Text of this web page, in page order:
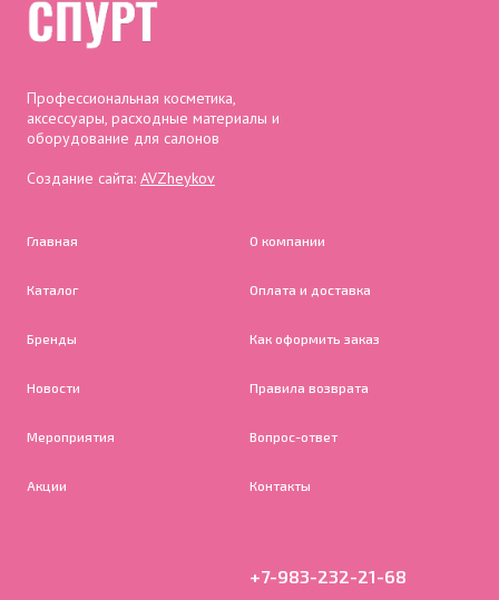
Профессиональная косметика,
аксессуары, расходные материалы и
оборудование для салонов
Создание сайта: AVZheykov
Главная
Каталог
Бренды
Новости
Мероприятия
Акции
О компании
Оплата и доставка
Как оформить заказ
Правила возврата
Вопрос-ответ
Контакты
+7-983-232-21-68